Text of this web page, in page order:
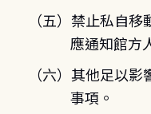
（五）禁止私自
應通知館方
（六）其他足以
事項。